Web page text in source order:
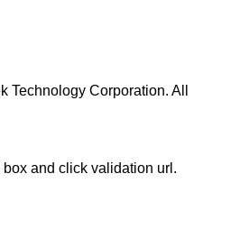
Technology Corporation. All
and click validation url.